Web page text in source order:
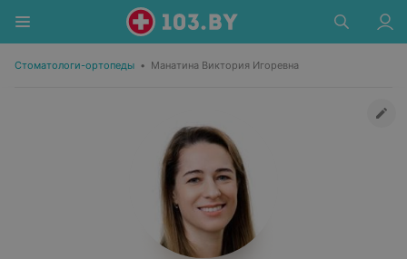
Стоматологи-ортопеды • Манатина Виктория Игоревна